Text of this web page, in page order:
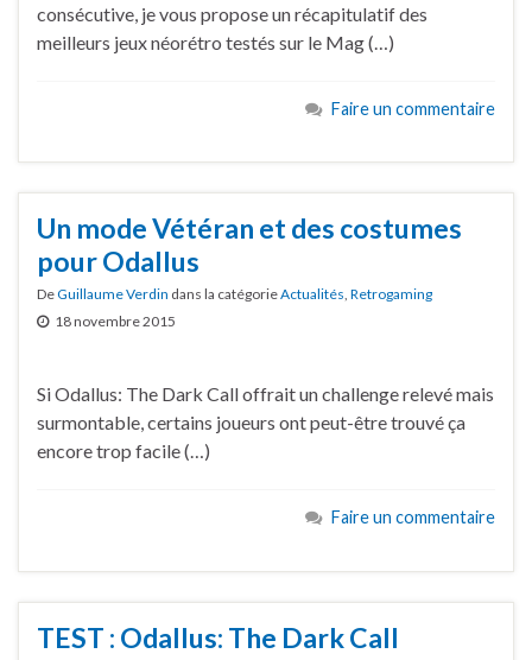
consécutive, je vous propose un récapitulatif des
meilleurs jeux néorétro testés sur le Mag (…)
Faire un commentaire
Un mode Vétéran et des costumes
pour Odallus
DeGuillaume Verdin dans la catégorieActualités, Retrogaming
18 novembre 2015
Si Odallus: The Dark Call offrait un challenge relevé mais
surmontable, certains joueurs ont peut-être trouvé ça
encore trop facile (…)
Faire un commentaire
TEST : Odallus: The Dark Call